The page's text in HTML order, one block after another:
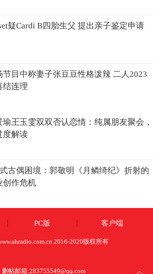
疑Cardi B四胎生父 提出亲子鉴定申请
节目中称妻子张豆豆性格泼辣 二人2023
结连理
瑜王玉雯双双否认恋情：纯属朋友聚会，
度解读
古偶困境：郭敬明《月鳞绮纪》折射的
创作危机
PC版 客户端
2016-2020版权所有
删帖邮箱:283755549@qq.com